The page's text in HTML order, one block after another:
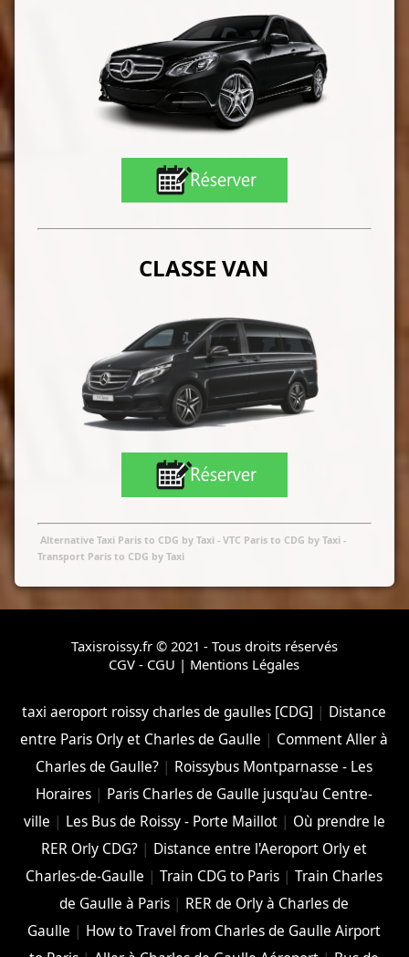
CLASSE VAN
Alternative Taxi Paris to CDG by Taxi - VTC Paris to CDG by Taxi-
Transport Paris to CDG by Taxi
Taxisroissy.fr © 2021 - Tous droits réservés
CGV - CGU | Mentions Légales
taxi aeroport roissy charles de gaulles [CDG] | Distance
entre Paris Orly et Charles de Gaulle | Comment Aller à
Charles de Gaulle? | Roissybus Montparnasse - Les
Horaires | Paris Charles de Gaulle jusqu'au Centre-
ville | Les Bus de Roissy - Porte Maillot| Où prendre le
RER Orly CDG? | Distance entre l'Aeroport Orly et
Charles-de-Gaulle |Train CDG to Paris |Train Charles
de Gaulle à Paris | RER de Orly à Charles de
Gaulle | How to Travel from Charles de Gaulle Airport